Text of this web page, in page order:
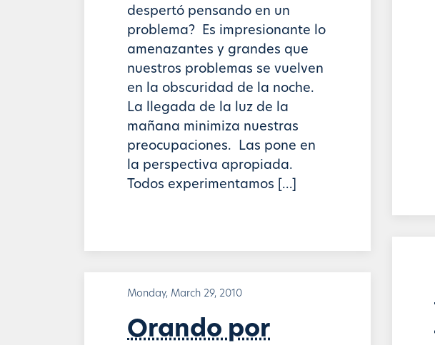
despertó pensando en un
problema? Es impresionante lo
amenazantes y grandes que
nuestros problemas se vuelven
en la obscuridad de la noche.
La llegada de la luz de la
mañana minimiza nuestras
preocupaciones. Las pone en
la perspectiva apropiada.
Todos experimentamos […]
Monday, March 29, 2010
Orando por